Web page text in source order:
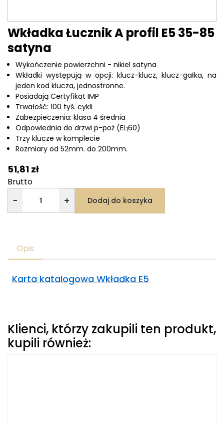
Wkładka Łucznik A profil E5 35-85
satyna
Wykończenie powierzchni - nikiel satyna
Wkładki występują w opcji: klucz-klucz, klucz-gałka, na
jeden kod klucza, jednostronne.
Posiadają Certyfikat IMP
Trwałość: 100 tyś. cykli
Zabezpieczenia: klasa 4 średnia
Odpowiednia do drzwi p-poż (EL160)
Trzy klucze w komplecie
Rozmiary od 52mm. do 200mm.
51,81 zł
Brutto
− + Dodaj do koszyka
Opis
Karta katalogowa Wkładka E5
Klienci, którzy zakupili ten produkt,
kupili również: